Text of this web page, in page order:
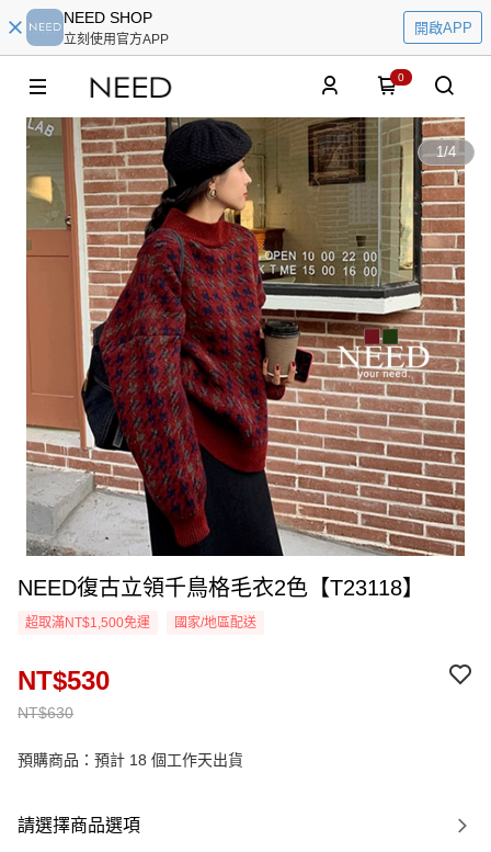
NEED SHOP
立刻使用官方APP
開啟APP
0
1/4
NEED復古立領千鳥格毛衣2色【T23118】
超取滿NT$1,500免運 國家/地區配送
NT$630
NT$530
預購商品：預計 18 個工作天出貨
請選擇商品選項